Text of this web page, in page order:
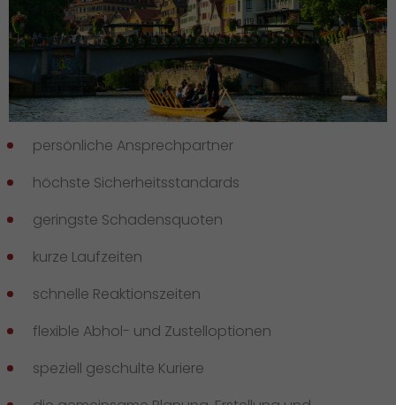
persönliche Ansprechpartner
höchste Sicherheitsstandards
geringste Schadensquoten
kurze Laufzeiten
schnelle Reaktionszeiten
flexible Abhol- und Zustelloptionen
speziell geschulte Kuriere